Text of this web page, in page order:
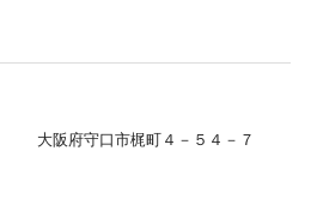
大阪府守口市梶町４－５４－７